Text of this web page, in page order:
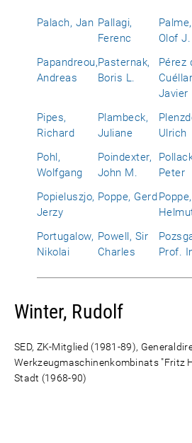
Palach, Jan Pallagi,
Ferenc
Olof J.
Papandreou,
Andreas
Pasternak,
Boris L.
Pérez
Javier
Pipes,
Richard
Plambeck,
Juliane
Ulrich
Pohl,
Wolfgang
Poindexter,
John M.
Peter
Popieluszjo,
Jerzy
Poppe, GerdPoppe,
Portugalow,
Nikolai
Powell, Sir
Charles
Prof.
Winter, Rudolf
SED, ZK-Mitglied (1981-89),
Werkzeugmaschinenkombinats "Fritz
Stadt (1968-90)